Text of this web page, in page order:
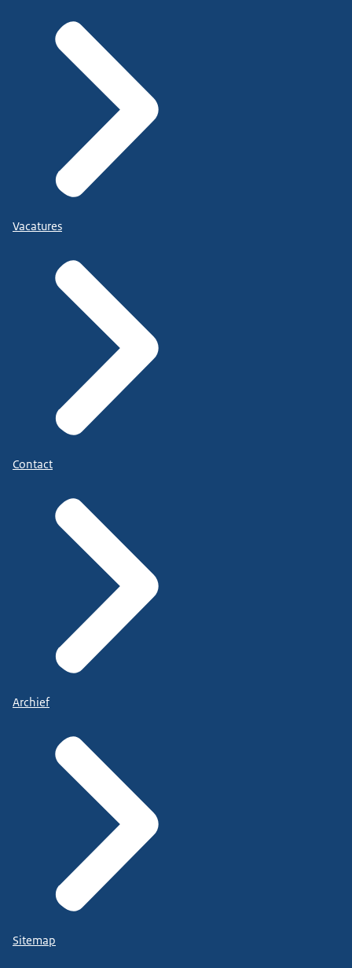
Vacatures
Contact
Archief
Sitemap